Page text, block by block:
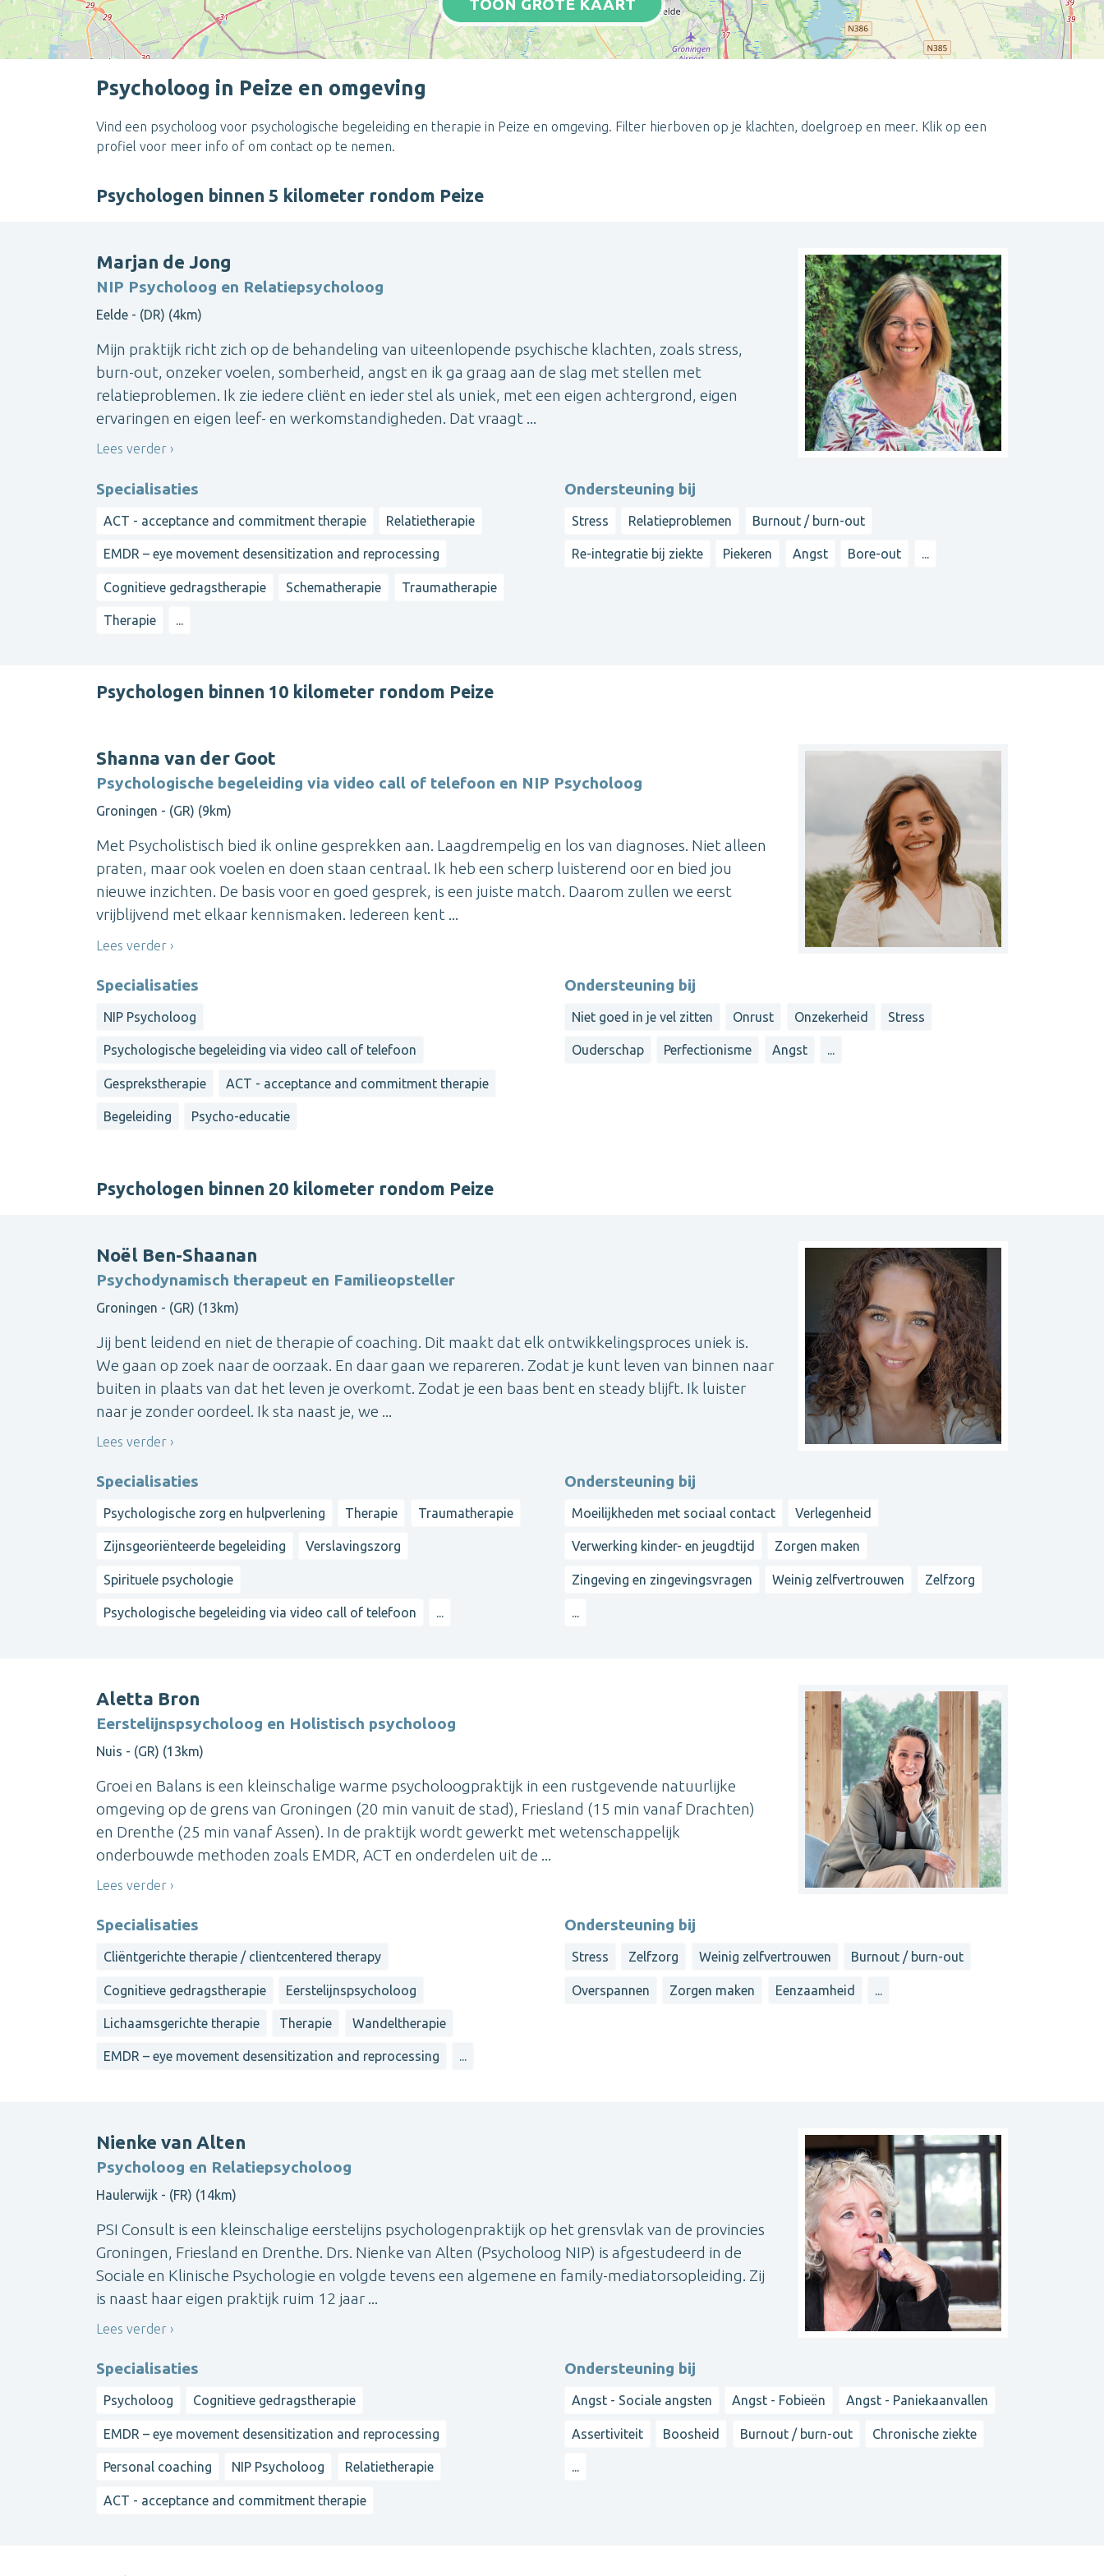
TOON GROTE KAART
Psycholoog in Peize en omgeving
Vind een psycholoog voor psychologische begeleiding en therapie in Peize en omgeving. Filter hierboven op je klachten, doelgroep en meer. Klik op een
profiel voor meer info of om contact op te nemen.
Psychologen binnen 5 kilometer rondom Peize
Marjan de Jong
NIP Psycholoog en Relatiepsycholoog
Eelde - (DR) (4km)
Mijn praktijk richt zich op de behandeling van uiteenlopende psychische klachten, zoals stress,
burn-out, onzeker voelen, somberheid, angst en ik ga graag aan de slag met stellen met
relatieproblemen. Ik zie iedere cliënt en ieder stel als uniek, met een eigen achtergrond, eigen
ervaringen en eigen leef- en werkomstandigheden. Dat vraagt ...
Lees verder
Specialisaties
ACT - acceptance and commitment therapie Relatietherapie
EMDR – eye movement desensitization and reprocessing
Cognitieve gedragstherapie Schematherapie Traumatherapie
Therapie ...
Ondersteuning bij
Stress Relatieproblemen Burnout / burn-out
Re-integratie bij ziekte Piekeren Angst Bore-out ...
Psychologen binnen 10 kilometer rondom Peize
Shanna van der Goot
Psychologische begeleiding via video call of telefoon en NIP Psycholoog
Groningen - (GR) (9km)
Met Psycholistisch bied ik online gesprekken aan. Laagdrempelig en los van diagnoses. Niet alleen
praten, maar ook voelen en doen staan centraal. Ik heb een scherp luisterend oor en bied jou
nieuwe inzichten. De basis voor en goed gesprek, is een juiste match. Daarom zullen we eerst
vrijblijvend met elkaar kennismaken. Iedereen kent ...
Lees verder
Specialisaties
NIP Psycholoog
Psychologische begeleiding via video call of telefoon
Gesprekstherapie ACT - acceptance and commitment therapie
Begeleiding Psycho-educatie
Ondersteuning bij
Niet goed in je vel zitten Onrust Onzekerheid Stress
Ouderschap Perfectionisme Angst ...
Psychologen binnen 20 kilometer rondom Peize
Noël Ben-Shaanan
Psychodynamisch therapeut en Familieopsteller
Groningen - (GR) (13km)
Jij bent leidend en niet de therapie of coaching. Dit maakt dat elk ontwikkelingsproces uniek is.
We gaan op zoek naar de oorzaak. En daar gaan we repareren. Zodat je kunt leven van binnen naar
buiten in plaats van dat het leven je overkomt. Zodat je een baas bent en steady blijft. Ik luister
naar je zonder oordeel. Ik sta naast je, we ...
Lees verder
Specialisaties
Psychologische zorg en hulpverlening Therapie Traumatherapie
Zijnsgeoriënteerde begeleiding Verslavingszorg
Spirituele psychologie
Psychologische begeleiding via video call of telefoon ...
Ondersteuning bij
Moeilijkheden met sociaal contact Verlegenheid
Verwerking kinder- en jeugdtijd Zorgen maken
Zingeving en zingevingsvragen Weinig zelfvertrouwen Zelfzorg
...
Aletta Bron
Eerstelijnspsycholoog en Holistisch psycholoog
Nuis - (GR) (13km)
Groei en Balans is een kleinschalige warme psycholoogpraktijk in een rustgevende natuurlijke
omgeving op de grens van Groningen (20 min vanuit de stad), Friesland (15 min vanaf Drachten)
en Drenthe (25 min vanaf Assen). In de praktijk wordt gewerkt met wetenschappelijk
onderbouwde methoden zoals EMDR, ACT en onderdelen uit de ...
Lees verder
Specialisaties
Cliëntgerichte therapie / clientcentered therapy
Cognitieve gedragstherapie Eerstelijnspsycholoog
Lichaamsgerichte therapie Therapie Wandeltherapie
EMDR – eye movement desensitization and reprocessing ...
Ondersteuning bij
Stress Zelfzorg Weinig zelfvertrouwen Burnout / burn-out
Overspannen Zorgen maken Eenzaamheid ...
Nienke van Alten
Psycholoog en Relatiepsycholoog
Haulerwijk - (FR) (14km)
PSI Consult is een kleinschalige eerstelijns psychologenpraktijk op het grensvlak van de provincies
Groningen, Friesland en Drenthe. Drs. Nienke van Alten (Psycholoog NIP) is afgestudeerd in de
Sociale en Klinische Psychologie en volgde tevens een algemene en family-mediatorsopleiding. Zij
is naast haar eigen praktijk ruim 12 jaar ...
Lees verder
Specialisaties
Psycholoog Cognitieve gedragstherapie
EMDR – eye movement desensitization and reprocessing
Personal coaching NIP Psycholoog Relatietherapie
ACT - acceptance and commitment therapie
Ondersteuning bij
Angst - Sociale angsten Angst - Fobieën Angst - Paniekaanvallen
Assertiviteit Boosheid Burnout / burn-out Chronische ziekte
...